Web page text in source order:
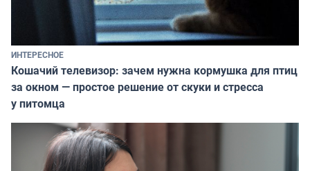
ИНТЕРЕСНОЕ
Кошачий телевизор: зачем нужна кормушка для птиц
за окном — простое решение от скуки и стресса
у питомца